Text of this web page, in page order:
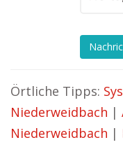
Örtliche Tipps:
Niederweidbach |
Niederweidbach |